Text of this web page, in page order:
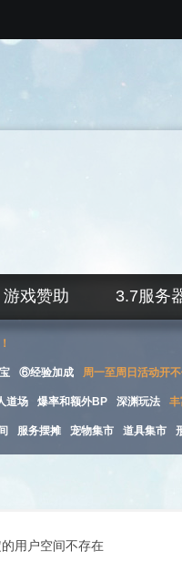
游戏赞助 3.7服务
⑥经验加成 周一至周日活动开
道场 爆率和额外BP 深渊玩法 丰
服务摆摊 宠物集市 道具集市
用户空间不存在